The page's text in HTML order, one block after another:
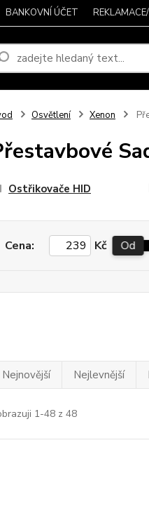
BANKOVNÍ ÚČET
Osvětlení Xenon
Ostřikovače HID
Cena: Kč Od
Nejnovější Nejlevnější
1-48 z 48